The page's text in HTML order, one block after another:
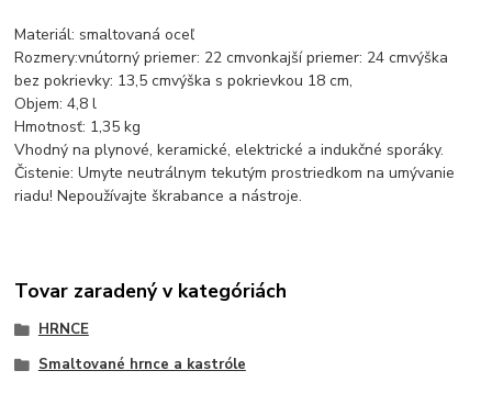
Materiál: smaltovaná oceľ
Rozmery:vnútorný priemer: 22 cmvonkajší priemer: 24 cmvýška
bez pokrievky: 13,5 cmvýška s pokrievkou 18 cm,
Objem: 4,8 l
Hmotnosť: 1,35 kg
Vhodný na plynové, keramické, elektrické a indukčné sporáky.
Čistenie: Umyte neutrálnym tekutým prostriedkom na umývanie
riadu! Nepoužívajte škrabance a nástroje.
Tovar zaradený v kategóriách
HRNCE
Smaltované hrnce a kastróle